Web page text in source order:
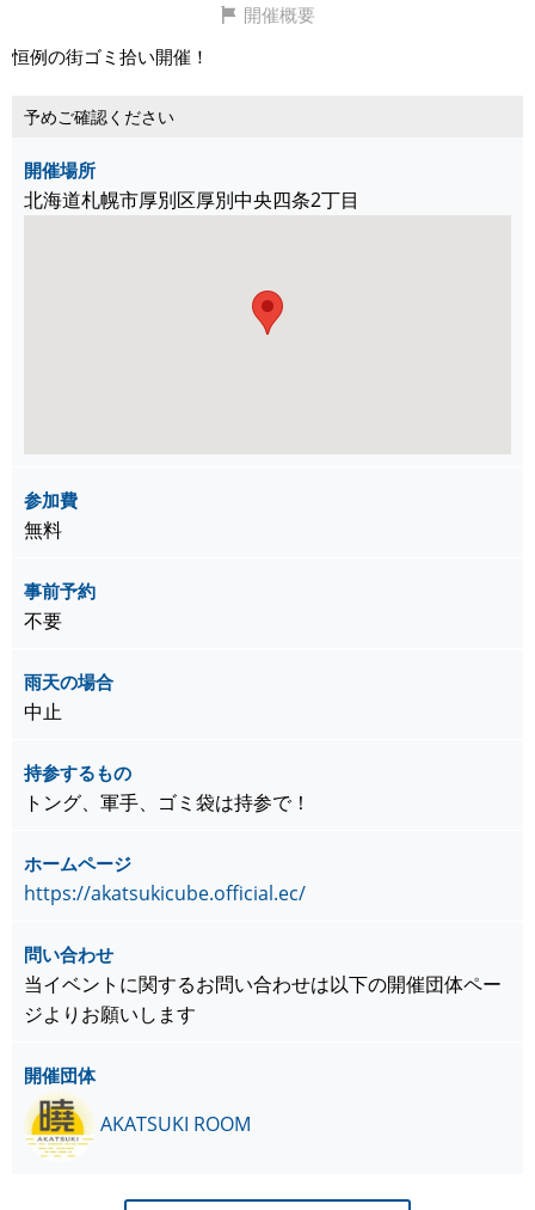
開催概要
恒例の街ゴミ拾い開催！
予めご確認ください
開催場所
北海道札幌市厚別区厚別中央四条2丁目
参加費
無料
事前予約
不要
雨天の場合
中止
持参するもの
トング、軍手、ゴミ袋は持参で！
ホームページ
https://akatsukicube.official.ec/
問い合わせ
当イベントに関するお問い合わせは以下の開催団体ペー
ジよりお願いします
開催団体
AKATSUKI ROOM